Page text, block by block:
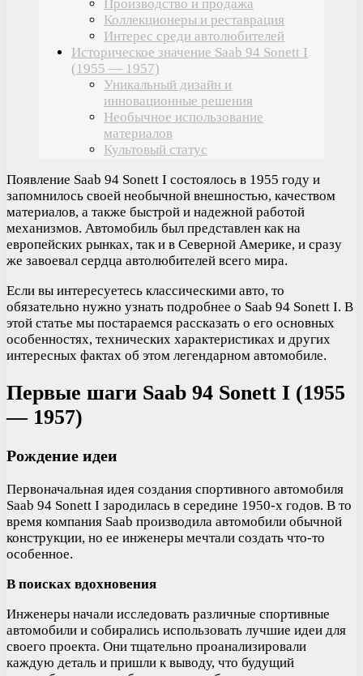
Производство и продажа
Коллекционеры и реставрация
Интерес среди автолюбителей
Историческое значение Saab 94 Sonett I
(1955 — 1957)
Уникальный дизайн и
инновационные решения
Необычное использование
материалов
Культовый статус
Появление Saab 94 Sonett I состоялось в 1955 году и
запомнилось своей необычной внешностью, качеством
материалов, а также быстрой и надежной работой
механизмов. Автомобиль был представлен как на
европейских рынках, так и в Северной Америке, и сразу
же завоевал сердца автолюбителей всего мира.
Если вы интересуетесь классическими авто, то
обязательно нужно узнать подробнее о Saab 94 Sonett I. В
этой статье мы постараемся рассказать о его основных
особенностях, технических характеристиках и других
интересных фактах об этом легендарном автомобиле.
Первые шаги Saab 94 Sonett I (1955
— 1957)
Рождение идеи
Первоначальная идея создания спортивного автомобиля
Saab 94 Sonett I зародилась в середине 1950-х годов. В то
время компания Saab производила автомобили обычной
конструкции, но ее инженеры мечтали создать что-то
особенное.
В поисках вдохновения
Инженеры начали исследовать различные спортивные
автомобили и собирались использовать лучшие идеи для
своего проекта. Они тщательно проанализировали
каждую деталь и пришли к выводу, что будущий